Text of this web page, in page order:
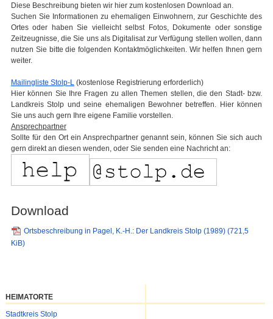
Diese Beschreibung bieten wir hier zum kostenlosen Download an.
Suchen Sie Informationen zu ehemaligen Einwohnern, zur Geschichte des
Ortes oder haben Sie vielleicht selbst Fotos, Dokumente oder sonstige
Zeitzeugnisse, die Sie uns als Digitalisat zur Verfügung stellen wollen, dann
nutzen Sie bitte die folgenden Kontaktmöglichkeiten. Wir helfen Ihnen gern
weiter.
Mailingliste Stolp-L (kostenlose Registrierung erforderlich)
Hier können Sie Ihre Fragen zu allen Themen stellen, die den Stadt- bzw.
Landkreis Stolp und seine ehemaligen Bewohner betreffen. Hier können
Sie uns auch gern Ihre eigene Familie vorstellen.
Ansprechpartner
Sollte für den Ort ein Ansprechpartner genannt sein, können Sie sich auch
gern direkt an diesen wenden, oder Sie senden eine Nachricht an:
Download
Ortsbeschreibung in Pagel, K.-H.: Der Landkreis Stolp (1989) (721,5
KiB)
HEIMATORTE
Navigation
Stadtkreis Stolp